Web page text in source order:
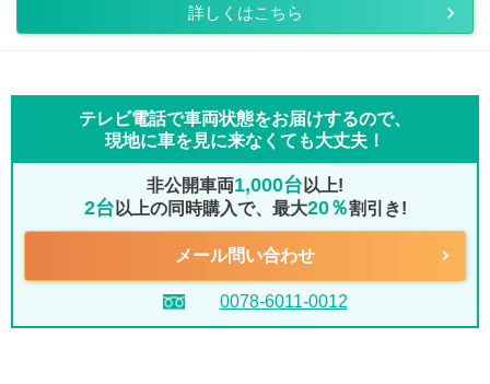
詳しくはこちら
テレビ電話で車両状態をお届けするので、
現地に車を見に来なくても大丈夫！
非公開車両1,000台 以上!
2台 以上の同時購入で、最大20％割引き!
メール問い合わせ
0078-6011-0012